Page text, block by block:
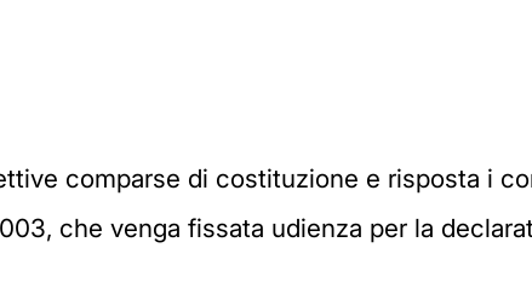
comparse di costituzione e risposta i
che venga fissata udienza per la